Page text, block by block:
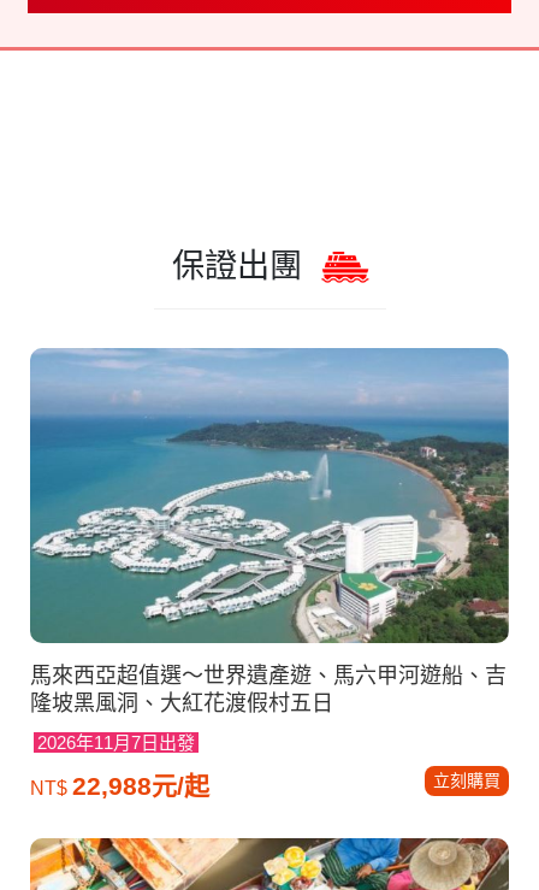
保證出團
馬來西亞超值選～世界遺產遊、馬六甲河遊船、吉
隆坡黑風洞、大紅花渡假村五日
2026年11月7日出發
NT$ 22,988元/起 立刻購買